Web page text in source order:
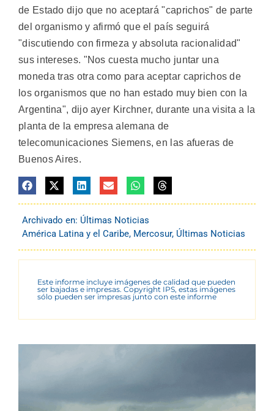
de Estado dijo que no aceptará "caprichos" de parte
del organismo y afirmó que el país seguirá
"discutiendo con firmeza y absoluta racionalidad"
sus intereses. "Nos cuesta mucho juntar una
moneda tras otra como para aceptar caprichos de
los organismos que no han estado muy bien con la
Argentina", dijo ayer Kirchner, durante una visita a la
planta de la empresa alemana de
telecomunicaciones Siemens, en las afueras de
Buenos Aires.
Archivado en: Últimas Noticias
América Latina y el Caribe, Mercosur, Últimas Noticias
Este informe incluye imágenes de calidad que pueden
ser bajadas e impresas. Copyright IPS, estas imágenes
sólo pueden ser impresas junto con este informe